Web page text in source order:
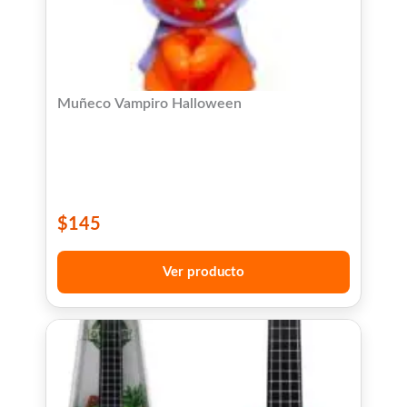
Muñeco Vampiro Halloween
$145
Ver producto